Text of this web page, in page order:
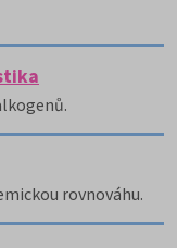
rovnováhu.